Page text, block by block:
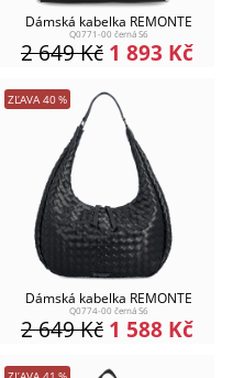
Dámská kabelka REMONTE
Q0771-00 černá S6
1 893 Kč
2 649Kč
ZĽAVA 40%
Dámská kabelka REMONTE
Q0774-00 černá S6
1 588 Kč
2 649Kč